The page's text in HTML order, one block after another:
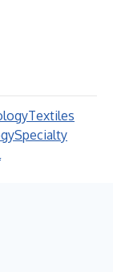
Textiles
Specialty